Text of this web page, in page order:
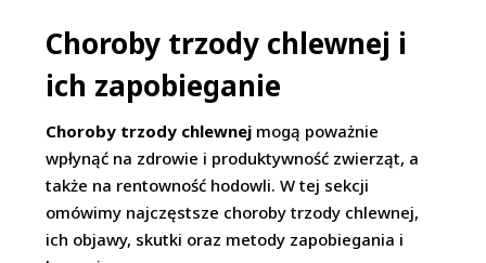
Choroby trzody chlewnej i
ich zapobieganie
Choroby trzody chlewnej mogą poważnie
wpłynąć na zdrowie i produktywność zwierząt, a
także na rentowność hodowli. W tej sekcji
omówimy najczęstsze choroby trzody chlewnej,
ich objawy, skutki oraz metody zapobiegania i